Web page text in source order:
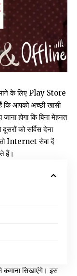
के लिए Play Store
आपको अच्छी खासी
होगा कि बिना मेहनत
को सर्विस देना
तो Internet सेवा दें
हैं।
सिखाएंगे। इस